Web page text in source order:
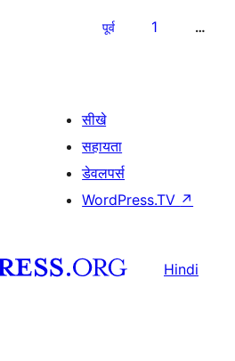
पूर्व 1 …
सीखे
सहायता
डेवलपर्स
WordPress.TV ↗
Hindi